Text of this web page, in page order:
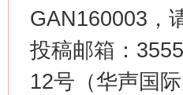
GAN160003，
投稿邮箱：
12号（华声国